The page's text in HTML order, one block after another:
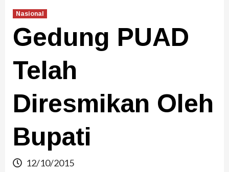
Nasional
Gedung PUAD
Telah
Diresmikan Oleh
Bupati
12/10/2015